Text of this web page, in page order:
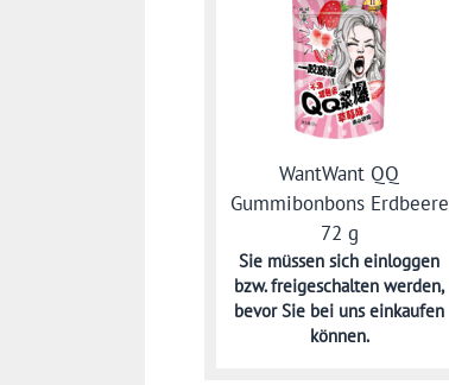
WantWant QQ
Gummibonbons Erdbeere
72 g
Sie müssen sicheinloggen
bzw. freigeschalten werden,
bevor Sie bei uns einkaufen
können.